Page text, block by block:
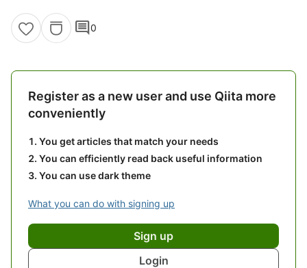
comment0
Register as a new user and use Qiita more
conveniently
You get articles that match your needs
You can efficiently read back useful information
You can use dark theme
What you can do with signing up
Sign up
Login